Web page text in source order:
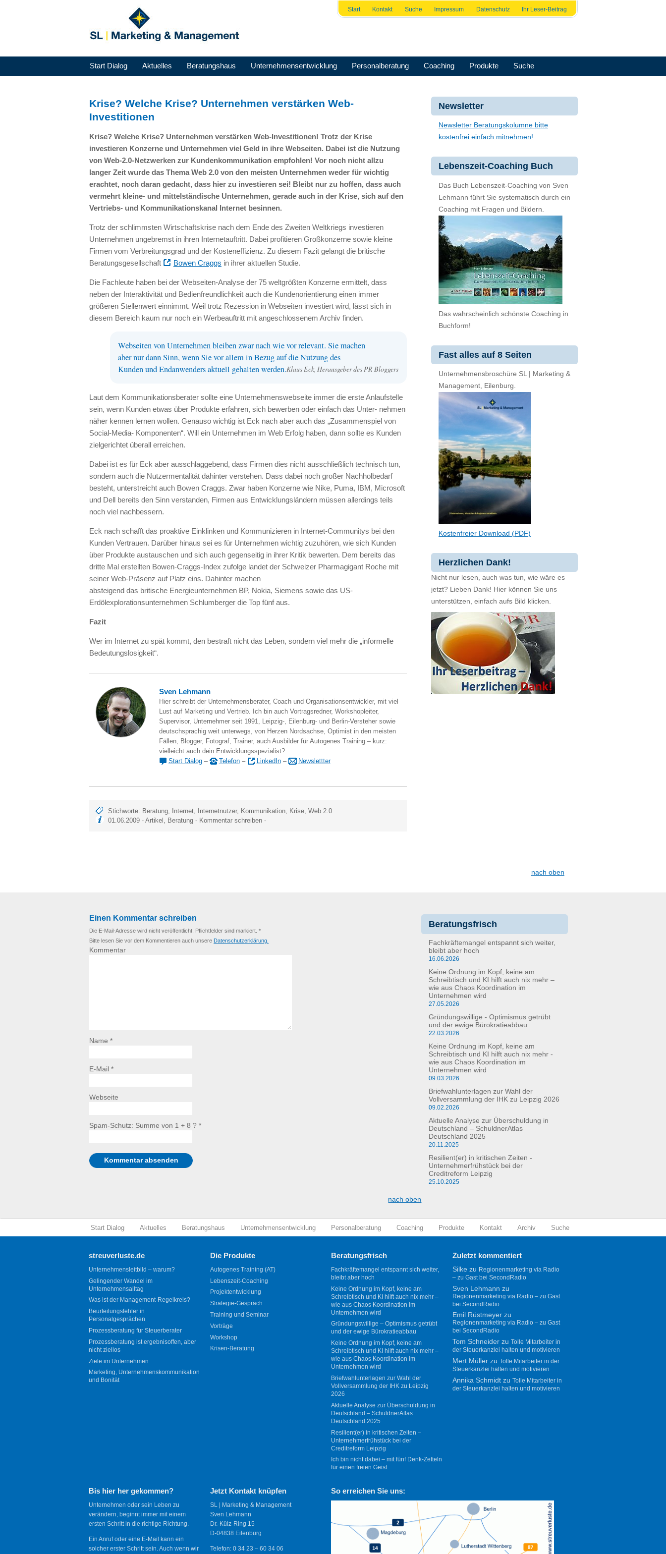
Start Kontakt Suche Impressum Datenschutz Ihr Leser-Beitrag
Start Dialog Aktuelles Beratungshaus Unternehmensentwicklung Personalberatung Coaching Produkte Suche
Krise? Welche Krise? Unternehmen verstärken Web-
Investitionen
Krise? Welche Krise? Unternehmen verstärken Web-Investitionen! Trotz der Krise
investieren Konzerne und Unternehmen viel Geld in ihre Webseiten. Dabei ist die Nutzung
von Web-2.0-Netzwerken zur Kundenkommunikation empfohlen! Vor noch nicht allzu
langer Zeit wurde das Thema Web 2.0 von den meisten Unternehmen weder für wichtig
erachtet, noch daran gedacht, dass hier zu investieren sei! Bleibt nur zu hoffen, dass auch
vermehrt kleine- und mittelständische Unternehmen, gerade auch in der Krise, sich auf den
Vertriebs- und Kommunikationskanal Internet besinnen.
Trotz der schlimmsten Wirtschaftskrise nach dem Ende des Zweiten Weltkriegs investieren
Unternehmen ungebremst in ihren Internetauftritt. Dabei profitieren Großkonzerne sowie kleine
Firmen vom Verbreitungsgrad und der Kosteneffizienz. Zu diesem Fazit gelangt die britische
Beratungsgesellschaft
Bowen Craggs in ihrer aktuellen Studie.
Die Fachleute haben bei der Webseiten-Analyse der 75 weltgrößten Konzerne ermittelt, dass
neben der Interaktivität und Bedienfreundlichkeit auch die Kundenorientierung einen immer
größeren Stellenwert einnimmt. Weil trotz Rezession in Webseiten investiert wird, lässt sich in
diesem Bereich kaum nur noch ein Werbeauftritt mit angeschlossenem Archiv finden.
Webseiten von Unternehmen bleiben zwar nach wie vor relevant. Sie machen
aber nur dann Sinn, wenn Sie vor allem in Bezug auf die Nutzung des
Kunden und Endanwenders aktuell gehalten werden.Klaus Eck, Herausgeber des PR Bloggers
Laut dem Kommunikationsberater sollte eine Unternehmenswebseite immer die erste Anlaufstelle
sein, wenn Kunden etwas über Produkte erfahren, sich bewerben oder einfach das Unter- nehmen
näher kennen lernen wollen. Genauso wichtig ist Eck nach aber auch das „Zusammenspiel von
Social-Media- Komponenten“. Will ein Unternehmen im Web Erfolg haben, dann sollte es Kunden
zielgerichtet überall erreichen.
Dabei ist es für Eck aber ausschlaggebend, dass Firmen dies nicht ausschließlich technisch tun,
sondern auch die Nutzermentalität dahinter verstehen. Dass dabei noch großer Nachholbedarf
besteht, unterstreicht auch Bowen Craggs. Zwar haben Konzerne wie Nike, Puma, IBM, Microsoft
und Dell bereits den Sinn verstanden, Firmen aus Entwicklungsländern müssen allerdings teils
noch viel nachbessern.
Eck nach schafft das proaktive Einklinken und Kommunizieren in Internet-Communitys bei den
Kunden Vertrauen. Darüber hinaus sei es für Unternehmen wichtig zuzuhören, wie sich Kunden
über Produkte austauschen und sich auch gegenseitig in ihrer Kritik bewerten. Dem bereits das
dritte Mal erstellten Bowen-Craggs-Index zufolge landet der Schweizer Pharmagigant Roche mit
seiner Web-Präsenz auf Platz eins. Dahinter machen
absteigend das britische Energieunternehmen BP, Nokia, Siemens sowie das US-
Erdölexplorationsunternehmen Schlumberger die Top fünf aus.
Fazit
Wer im Internet zu spät kommt, den bestraft nicht das Leben, sondern viel mehr die „informelle
Bedeutungslosigkeit“.
Sven Lehmann
Hier schreibt der Unternehmensberater, Coach und Organisationsentwickler, mit viel
Lust auf Marketing und Vertrieb. Ich bin auch Vortragsredner, Workshopleiter,
Supervisor, Unternehmer seit 1991, Leipzig-, Eilenburg- und Berlin-Versteher sowie
deutschsprachig weit unterwegs, von Herzen Nordsachse, Optimist in den meisten
Fällen, Blogger, Fotograf, Trainer, auch Ausbilder für Autogenes Training – kurz:
vielleicht auch dein Entwicklungsspezialist?
Start Dialog– Telefon– LinkedIn– Newslettter
Stichworte: Beratung, Internet, Internetnutzer, Kommunikation, Krise,Web 2.0
01.06.2009 -Artikel , Beratung - Kommentar schreiben -
Newsletter
Newsletter Beratungskolumne bitte
kostenfrei einfach mitnehmen!
Lebenszeit-Coaching Buch
Das Buch Lebenszeit-Coaching von Sven
Lehmann führt Sie systematisch durch ein
Coaching mit Fragen und Bildern.
Das wahrscheinlich schönste Coaching in
Buchform!
Fast alles auf 8 Seiten
Unternehmensbroschüre SL | Marketing &
Management, Eilenburg.
Kostenfreier Download (PDF)
Herzlichen Dank!
Nicht nur lesen, auch was tun, wie wäre es
jetzt? Lieben Dank! Hier können Sie uns
unterstützen, einfach aufs Bild klicken.
nach oben
Beratungsfrisch
Fachkräftemangel entspannt sich weiter,
bleibt aber hoch
16.06.2026
Keine Ordnung im Kopf, keine am
Schreibtisch und KI hilft auch nix mehr –
wie aus Chaos Koordination im
Unternehmen wird
27.05.2026
Gründungswillige - Optimismus getrübt
und der ewige Bürokratieabbau
22.03.2026
Keine Ordnung im Kopf, keine am
Schreibtisch und KI hilft auch nix mehr -
wie aus Chaos Koordination im
Unternehmen wird
09.03.2026
Briefwahlunterlagen zur Wahl der
Vollversammlung der IHK zu Leipzig 2026
09.02.2026
Aktuelle Analyse zur Überschuldung in
Deutschland – SchuldnerAtlas
Deutschland 2025
20.11.2025
Resilient(er) in kritischen Zeiten -
Unternehmerfrühstück bei der
Creditreform Leipzig
25.10.2025
Einen Kommentar schreiben
Die E-Mail-Adresse wird nicht veröffentlicht. Pflichtfelder sind markiert. *
Bitte lesen Sie vor dem Kommentieren auch unsere Datenschutzerklärung.
Kommentar
Name *
E-Mail *
Webseite
Spam-Schutz: Summe von 1 + 8 ? *
nach oben
Start Dialog Aktuelles Beratungshaus Unternehmensentwicklung Personalberatung Coaching Produkte Kontakt Archiv Suche
streuverluste.de
Unternehmensleitbild – warum?
Gelingender Wandel im
Unternehmensalltag
Was ist der Management-Regelkreis?
Beurteilungsfehler in
Personalgesprächen
Prozessberatung für Steuerberater
Prozessberatung ist ergebnisoffen, aber
nicht ziellos
Ziele im Unternehmen
Marketing, Unternehmenskommunikation
und Bonität
Die Produkte
Autogenes Training (AT)
Lebenszeit-Coaching
Projektentwicklung
Strategie-Gespräch
Training und Seminar
Vorträge
Workshop
Krisen-Beratung
Beratungsfrisch
Fachkräftemangel entspannt sich weiter,
bleibt aber hoch
Keine Ordnung im Kopf, keine am
Schreibtisch und KI hilft auch nix mehr –
wie aus Chaos Koordination im
Unternehmen wird
Gründungswillige – Optimismus getrübt
und der ewige Bürokratieabbau
Keine Ordnung im Kopf, keine am
Schreibtisch und KI hilft auch nix mehr –
wie aus Chaos Koordination im
Unternehmen wird
Briefwahlunterlagen zur Wahl der
Vollversammlung der IHK zu Leipzig
2026
Aktuelle Analyse zur Überschuldung in
Deutschland – SchuldnerAtlas
Deutschland 2025
Resilient(er) in kritischen Zeiten –
Unternehmerfrühstück bei der
Creditreform Leipzig
Ich bin nicht dabei – mit fünf Denk-Zetteln
für einen freien Geist
Zuletzt kommentiert
Silkezu Regionenmarketing via Radio
– zu Gast bei SecondRadio
Sven Lehmann zu
Regionenmarketing via Radio – zu Gast
bei SecondRadio
Emil Rüstmeyerzu
Regionenmarketing via Radio – zu Gast
bei SecondRadio
Tom Schneiderzu Tolle Mitarbeiter in
der Steuerkanzlei halten und motivieren
Mert Müllerzu Tolle Mitarbeiter in der
Steuerkanzlei halten und motivieren
Annika Schmidtzu Tolle Mitarbeiter in
der Steuerkanzlei halten und motivieren
Bis hier her gekommen?
Unternehmen oder sein Leben zu
verändern, beginnt immer mit einem
ersten Schritt in die richtige Richtung.
Ein Anruf oder eine E-Mail kann ein
solcher erster Schritt sein. Auch wenn wir
Jetzt Kontakt knüpfen
SL | Marketing & Management
Sven Lehmann
Dr.-Külz-Ring 15
D-04838 Eilenburg
Telefon: 0 34 23 – 60 34 06
So erreichen Sie uns: